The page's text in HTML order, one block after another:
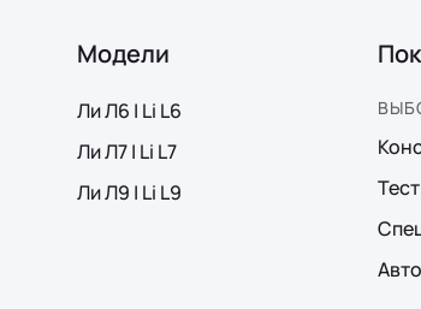
Модели
Ли Л6 | Li L6
Ли Л7 | Li L7
Ли Л9 | Li L9